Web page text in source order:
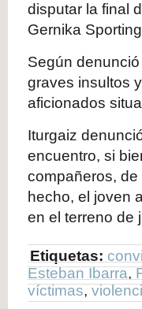
disputar la final
Gernika
Según
graves insultos
aficionados
Iturgaiz
encuentro, si
compañeros,
hecho, el joven
en el terreno de
Etiquetas:
Esteban Ibarra,
víctimas,